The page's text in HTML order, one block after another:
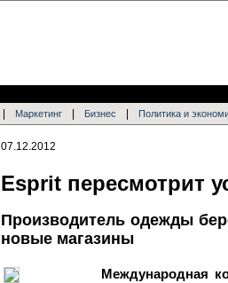
Маркетинг Бизнес Политика и
07.12.2012
Esprit пересмотрит
Производитель одежды
новые магазины
Международная